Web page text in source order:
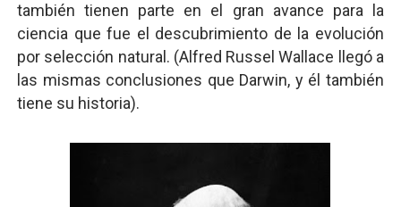
también tienen parte en el gran avance para la
ciencia que fue el descubrimiento de la evolución
por selección natural. (Alfred Russel Wallace llegó a
las mismas conclusiones que Darwin, y él también
tiene su historia).